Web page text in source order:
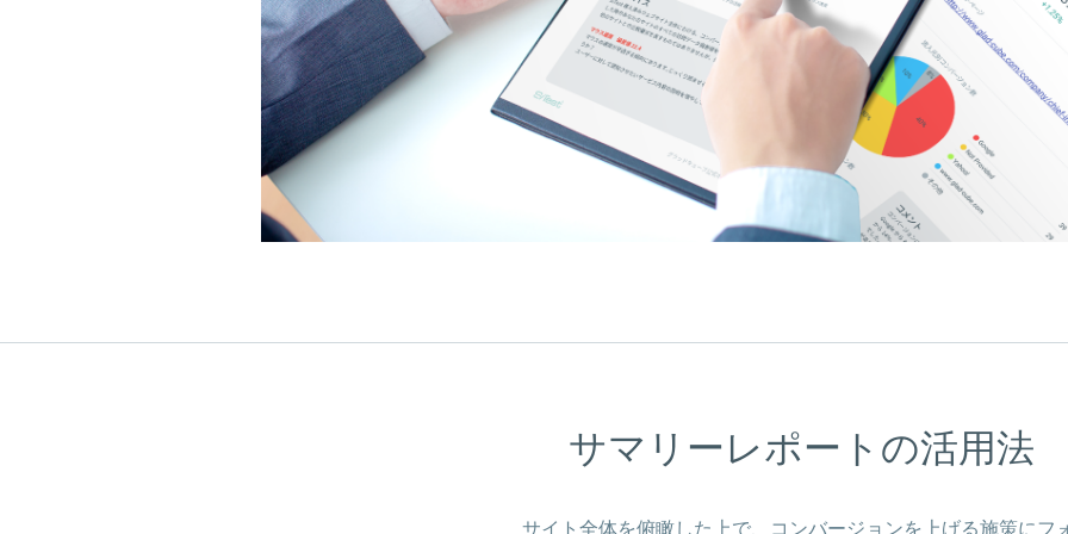
サマリーレポートの活用法
サイト全体を俯瞰した上で、コンバージョンを上げる施策にフ